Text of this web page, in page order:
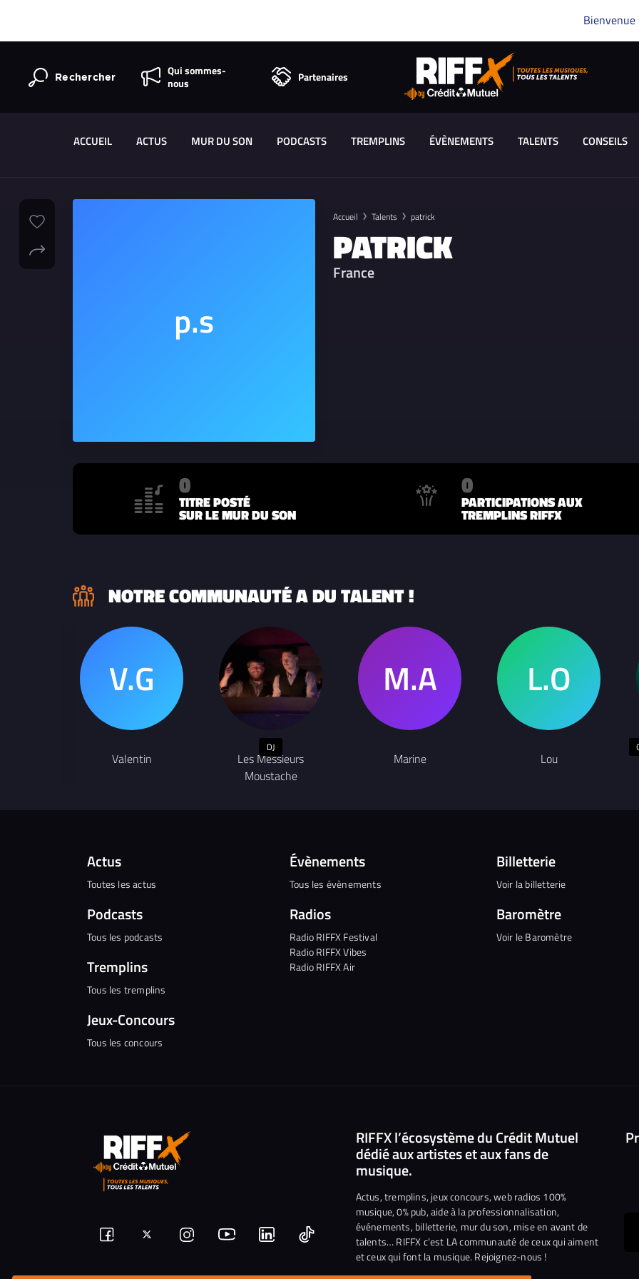
Bienvenue
Rechercher
Qui sommes-
nous
Partenaires
ACCUEIL ACTUS MUR DU SON PODCASTS TREMPLINS ÉVÈNEMENTS TALENTS CONSEILS
Accueil Talents patrick
PATRICK
France
0
TITRE POSTÉ
SUR LE MUR DU SON
0
PARTICIPATIONS AUX
TREMPLINS RIFFX
NOTRE COMMUNAUTÉ A DU TALENT !
Valentin
DJ
Les Messieurs
Moustache
Marine Lou
Actus
Toutes les actus
Podcasts
Tous les podcasts
Tremplins
Tous les tremplins
Jeux-Concours
Tous les concours
Évènements
Tous les évènements
Radios
Radio RIFFX Festival
Radio RIFFX Vibes
Radio RIFFX Air
Billetterie
Voir la billetterie
Baromètre
Voir le Baromètre
Suivez-Suivez-
nous
Nous
Nous
rejoindre
Nous Nous
rejoindre
RIFFX l’écosystème du Crédit Mutuel
dédié aux artistes et aux fans de
musique.
Actus, tremplins, jeux concours, web radios 100%
musique, 0% pub, aide à la professionnalisation,
événements, billetterie, mur du son, mise en avant de
talents… RIFFX c’est LA communauté de ceux qui aiment
et ceux qui font la musique. Rejoignez-nous !